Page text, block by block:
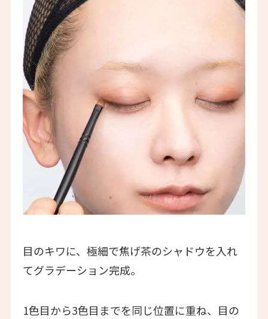
目のキワに、極細で焦げ茶のシャドウを入れ
てグラデーション完成。
1色目から3色目までを同じ位置に重ね、目の